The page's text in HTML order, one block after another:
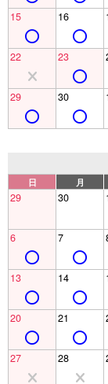
15 16
22 23
29 30
日 月
29 30
6 7
13 14
20 21
27 28